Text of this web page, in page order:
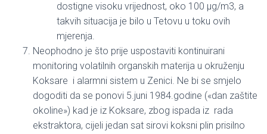
dostigne visoku vrijednost, oko 100 μg/m3, a
takvih situacija je bilo u Tetovu u toku ovih
mjerenja.
Neophodno je što prije uspostaviti kontinuirani
monitoring volatilnih organskih materija u okruženju
Koksare i alarmni sistem u Zenici. Ne bi se smjelo
dogoditi da se ponovi 5.juni 1984.godine («dan zaštite
okoline») kad je iz Koksare, zbog ispada iz rada
ekstraktora, cijeli jedan sat sirovi koksni plin prisilno